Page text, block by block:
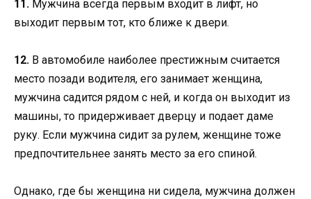
11. Мужчина всегда первым входит в лифт, но
выходит первым тот, кто ближе к двери.
12. В автомобиле наиболее престижным считается
место позади водителя, его занимает женщина,
мужчина садится рядом с ней, и когда он выходит из
машины, то придерживает дверцу и подает даме
руку. Если мужчина сидит за рулем, женщине тоже
предпочтительнее занять место за его спиной.
Однако, где бы женщина ни сидела, мужчина должен